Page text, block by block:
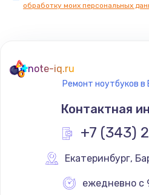
обработку моих персональных
note-iq.ru
Ремонт ноутбуков в
Контактная
+7 (343)
Екатеринбург,
ежедневно с